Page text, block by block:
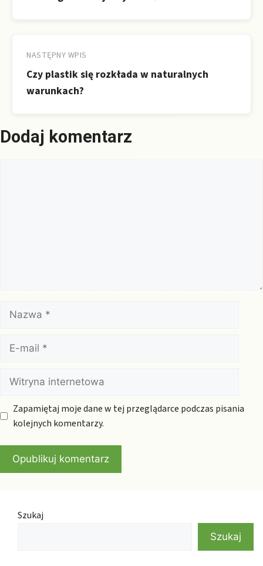
NASTĘPNY WPIS
Czy plastik się rozkłada w naturalnych
warunkach?
Dodaj komentarz
Nazwa
mail
Witryna
internetowa
Zapamiętaj moje dane w tej przeglądarce podczas pisania
kolejnych komentarzy.
Szukaj
Szukaj